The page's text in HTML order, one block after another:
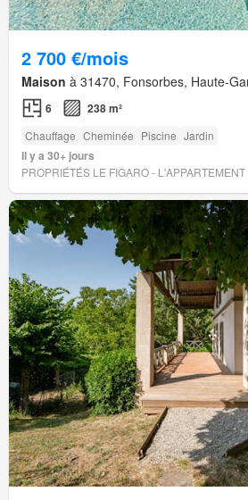
2 700 €/mois
Maison à 31470, Fonsorbes, Haute-
6 238 m²
Chauffage Cheminée Piscine Jardin
Il y a 30+ jours
PROPRIÉTÉS LE FIGARO - L'APPARTEMENT